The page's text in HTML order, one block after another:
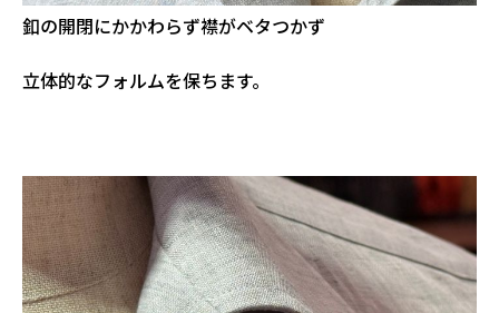
釦の開閉にかかわらず襟がベタつかず
立体的なフォルムを保ちます。